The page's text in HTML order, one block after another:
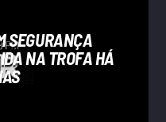
SEGURANÇA
NA TROFA HÁ